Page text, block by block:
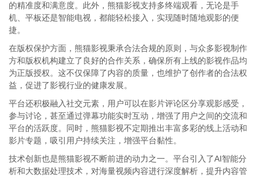
的精准度和满意度。此外，熊猫影视支持多终端观看，无论是手
机、平板还是智能电视，都能轻松接入，实现随时随地观影的便
捷。
在版权保护方面，熊猫影视秉承合法合规的原则，与众多影视制作
方和版权机构建立了良好的合作关系，确保所有上线的影视作品均
为正版授权。这不仅保障了内容的质量，也维护了创作者的合法权
益，促进了影视行业的健康发展。
平台还积极融入社交元素，用户可以在影片评论区分享观影感受，
参与讨论，甚至通过弹幕功能实时互动，增强了用户之间的交流和
平台的活跃度。同时，熊猫影视不定期推出丰富多彩的线上活动和
影片专题，吸引用户持续关注，增强平台黏性。
技术创新也是熊猫影视不断前进的动力之一。平台引入了AI智能分
析和大数据处理技术，对海量视频内容进行深度解析，提升内容管